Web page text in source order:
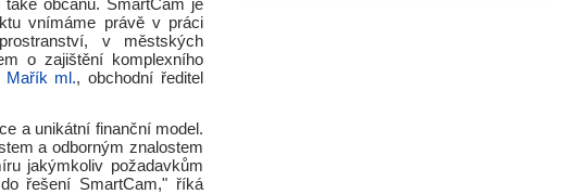
občanů. SmartCam je
vnímáme právě v práci
v městských
o zajištění komplexního
Mařík ml., obchodní ředitel
a unikátní finanční model.
a odborným znalostem
jakýmkoliv požadavkům
řešení SmartCam," říká